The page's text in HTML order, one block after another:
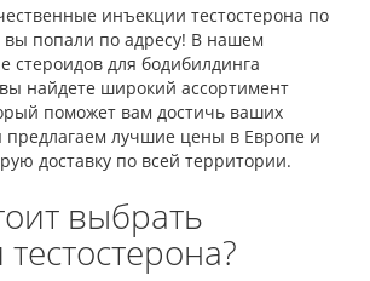
инъекции тестостерона по
вы попали по адресу! В нашем
стероидов для бодибилдинга
вы найдете широкий ассортимент
поможет вам достичь ваших
лучшие цены в Европе и
доставку по всей территории.
выбрать